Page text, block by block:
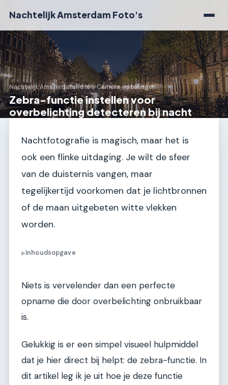
Nachtelijk Amsterdam Foto's
Nachtelijk Amsterdam Foto's›Camera instellingen
Zebra-functie instellen voor
overbelichting detecteren bij nacht
Nachtfotografie is magisch, maar het is
ook een flinke uitdaging. Je wilt de sfeer
van de duisternis vangen, maar
tegelijkertijd voorkomen dat je lichtbronnen
of de maan uitgebeten witte vlekken
worden.
▶Inhoudsopgave
Niets is vervelender dan een perfecte
opname die door overbelichting onbruikbaar
is.
Gelukkig is er een simpel visueel hulpmiddel
dat je hier direct bij helpt: de zebra-functie. In
dit artikel leg ik je uit hoe je deze functie